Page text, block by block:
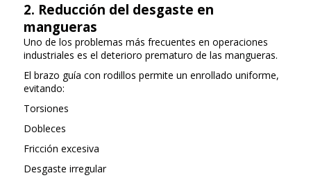
2. Reducción del desgaste en
mangueras
Uno de los problemas más frecuentes en operaciones
industriales es el deterioro prematuro de las mangueras.
El brazo guía con rodillos permite un enrollado uniforme,
evitando:
Torsiones
Dobleces
Fricción excesiva
Desgaste irregular